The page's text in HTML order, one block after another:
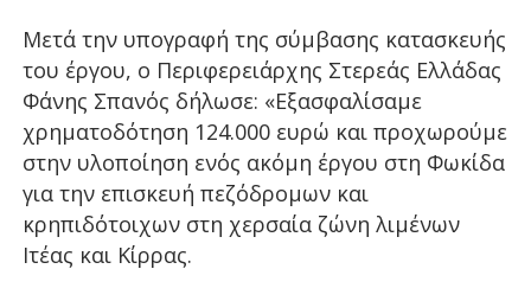
Μετά την υπογραφή της σύμβασης κατασκευής
του έργου, ο Περιφερειάρχης Στερεάς Ελλάδας
Φάνης Σπανός δήλωσε: «Εξασφαλίσαμε
χρηματοδότηση 124.000 ευρώ και προχωρούμε
στην υλοποίηση ενός ακόμη έργου στη Φωκίδα
για την επισκευή πεζόδρομων και
κρηπιδότοιχων στη χερσαία ζώνη λιμένων
Ιτέας και Κίρρας.